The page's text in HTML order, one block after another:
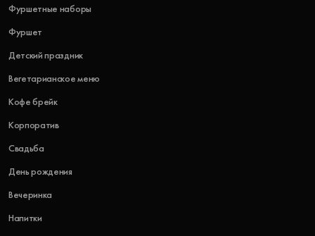
Фуршетные наборы
Фуршет
Детский праздник
Вегетарианское меню
Кофе брейк
Корпоратив
Свадьба
День рождения
Вечеринка
Напитки